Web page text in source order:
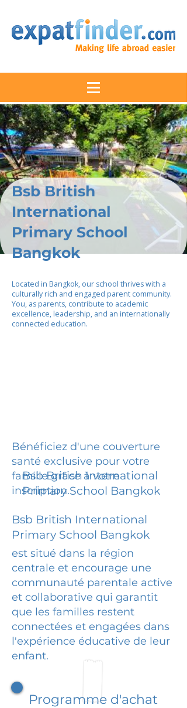
Bsb British
International
Primary School
Bangkok
Located in Bangkok, our school thrives with a
culturally rich and engaged parent community.
You, as parents, contribute to academic
excellence, leadership, and an internationally
connected education.
Bénéficiez d'une couverture
santé exclusive pour votre
famille grâce à votre
inscription.
Bsb British International
Primary School Bangkok
Bsb British International
Primary School Bangkok
est situé dans la région
centrale et encourage une
communauté parentale active
et collaborative qui garantit
que les familles restent
connectées et engagées dans
l'expérience éducative de leur
enfant.
Programme d'achat